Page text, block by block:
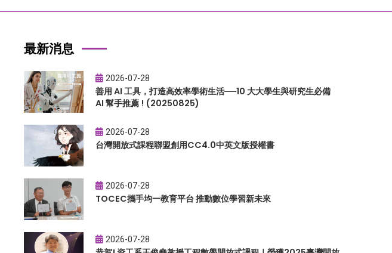
最新消息
2026-07-28
善用 AI 工具，打造高效率學術生活──10 大大學生與研究生必備
AI 幫手推薦 ! (20250825)
2026-07-28
台灣開放式課程聯盟創用CC4.0中英文版授權書
2026-07-28
TOCEC攜手均一教育平台 推動數位學習新未來
2026-07-28